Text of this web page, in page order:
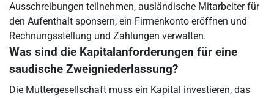
Ausschreibungen teilnehmen, ausländische Mitarbeiter für
den Aufenthalt sponsern, ein Firmenkonto eröffnen und
Rechnungsstellung und Zahlungen verwalten.
Was sind die Kapitalanforderungen für eine
saudische Zweigniederlassung?
Die Muttergesellschaft muss ein Kapital investieren, das